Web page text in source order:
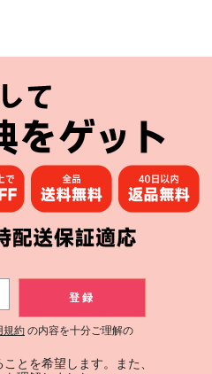
購読
登録する
登録
規約 の内容を十分ご理解の
とを希望します。また、